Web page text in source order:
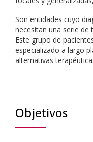
Son entidades cuyo
necesitan una serie de
Este grupo de
especializado a largo
alternativas
Objetivos